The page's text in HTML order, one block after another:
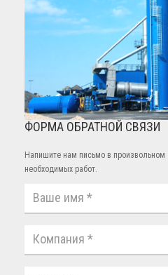
ФОРМА ОБРАТНОЙ СВЯЗИ
Напишите нам письмо в
необходимых работ.